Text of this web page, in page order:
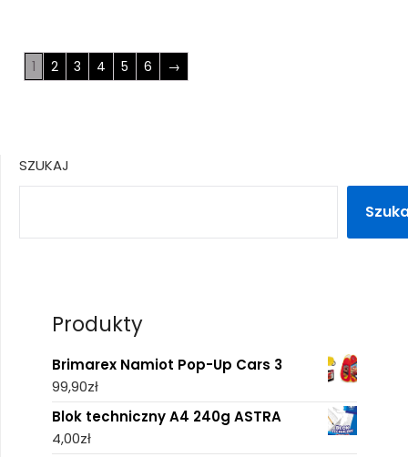
1 2 3 4 5 6 →
SZUKAJ
Produkty
Brimarex Namiot Pop-Up Cars 3
99,90zł
Blok techniczny A4 240g ASTRA
4,00zł